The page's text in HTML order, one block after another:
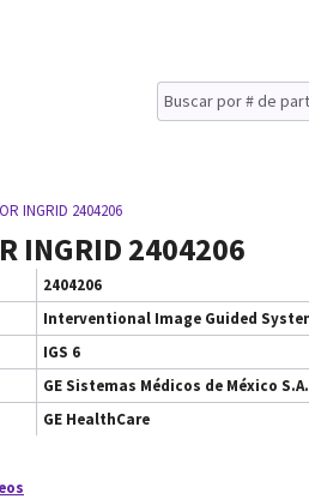
INGRID 2404206
INGRID 2404206
2404206
Interventional Image Guided
IGS 6
GE Sistemas Médicos de México S.A.
GE HealthCare